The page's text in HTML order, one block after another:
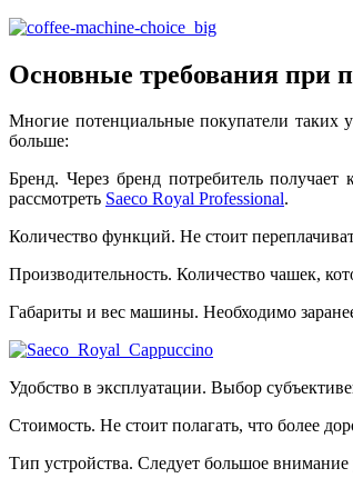
Основные требования при
Многие потенциальные покупатели таких
больше:
Бренд. Через бренд потребитель
рассмотреть Saeco Royal Professional.
Количество функций. Не стоит
Производительность. Количество чашек,
Габариты и вес машины. Необходимо
Удобство в эксплуатации. Выбор
Стоимость. Не стоит полагать, что более
Тип устройства. Следует большое внимание